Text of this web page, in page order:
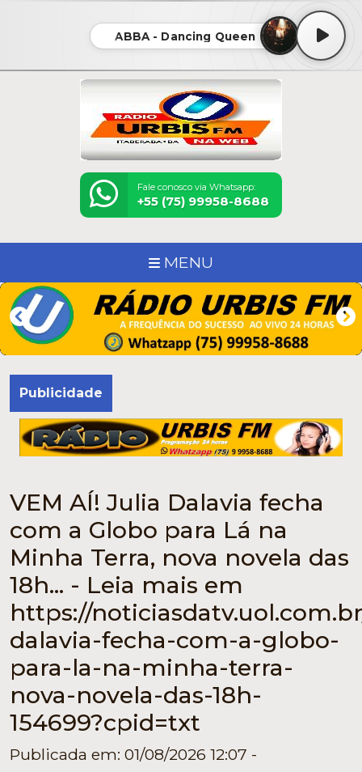
ABBA - Dancing Queen
Fale conosco via Whatsapp:
+55 (75) 99958-8688
MENU
Publicidade
VEM AÍ! Julia Dalavia fecha
com a Globo para Lá na
Minha Terra, nova novela das
18h... - Leia mais em
https://
dalavia-fecha-com-a-globo-
para-la-na-minha-terra-
nova-novela-das-18h-
154699?cpid=txt
Publicada em: 01/08/2026 12:07 -